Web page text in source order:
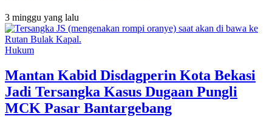
3 minggu yang lalu
Hukum
Mantan Kabid Disdagperin Kota Bekasi
Jadi Tersangka Kasus Dugaan Pungli
MCK Pasar Bantargebang